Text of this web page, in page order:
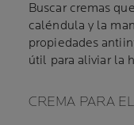
Buscar cremas
caléndula y la
propiedades
útil para aliviar la
CREMA PARA